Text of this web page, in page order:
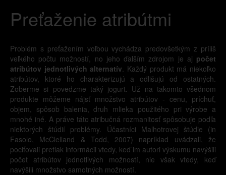
Preťaženie atribútmi
Problém s preťažením voľbou vychádza predovšetkým z príliš
veľkého počtu možností, no jeho ďalším zdrojom je aj počet
atribútov jednotlivých alternatív. Každý produkt má niekoľko
atribútov, ktoré ho charakterizujú a odlišujú od ostatných.
Zoberme si povedzme taký jogurt. Už na takomto všednom
produkte môžeme nájsť množstvo atribútov - cenu, príchuť,
objem, spôsob balenia, druh mlieka použitého pri výrobe a
mnohé iné. A práve táto atribučná rozmanitosť spôsobuje podľa
niektorých štúdií problémy. Účastníci Malhotrovej štúdie (in
Fasolo, McClelland & Todd, 2007) napríklad uvádzali, že
pociťovali pretlak informácii vtedy, keď im autori výskumu navýšili
počet atribútov jednotlivých možností, nie však vtedy, keď
navýšili množstvo samotných možností.